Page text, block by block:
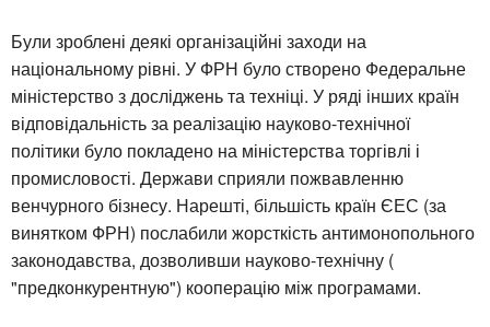
Були зроблені деякі організаційні заходи на
національному рівні. У ФРН було створено Федеральне
міністерство з досліджень та техніці. У ряді інших країн
відповідальність за реалізацію науково-технічної
політики було покладено на міністерства торгівлі і
промисловості. Держави сприяли пожвавленню
венчурного бізнесу. Нарешті, більшість країн ЄЕС (за
винятком ФРН) послабили жорсткість антимонопольного
законодавства, дозволивши науково-технічну (
"предконкурентную") кооперацію між програмами.